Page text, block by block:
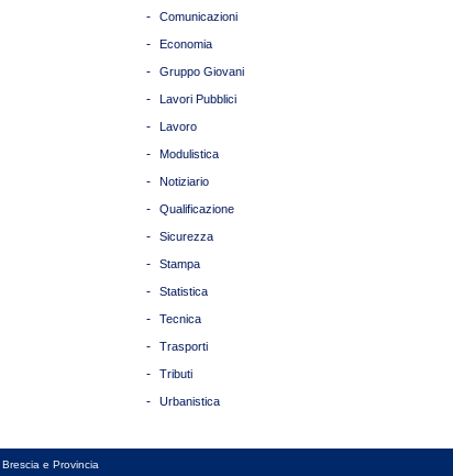
- Comunicazioni
- Economia
- Gruppo Giovani
- Lavori Pubblici
- Lavoro
- Modulistica
- Notiziario
- Qualificazione
- Sicurezza
- Stampa
- Statistica
- Tecnica
- Trasporti
- Tributi
- Urbanistica
e Provincia